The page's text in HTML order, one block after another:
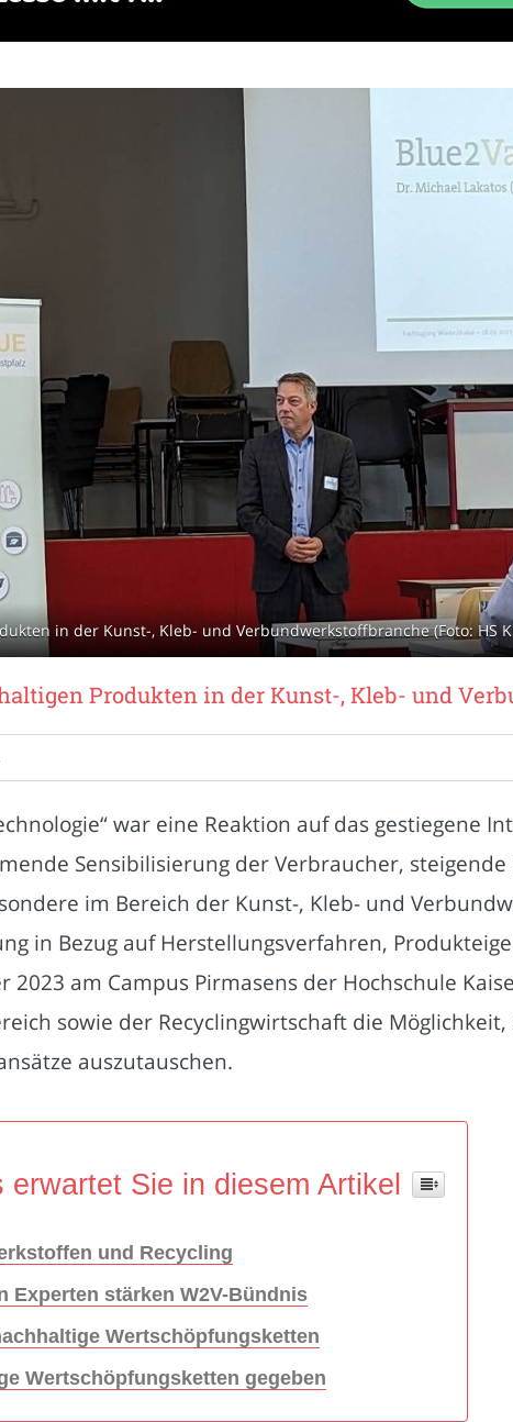
in der Kunst-, Kleb- und Verbundwerkstoffbranche (Foto: HS
Produkten in der Kunst-, Kleb- und
war eine Reaktion auf das gestiegene
Sensibilisierung der Verbraucher,
im Bereich der Kunst-, Kleb- und
in Bezug auf Herstellungsverfahren,
2023 am Campus Pirmasens der Hochschule
sowie der Recyclingwirtschaft die
auszutauschen.
Sie in diesem Artikel
und Recycling
Experten stärken W2V-Bündnis
Wertschöpfungsketten
Wertschöpfungsketten gegeben